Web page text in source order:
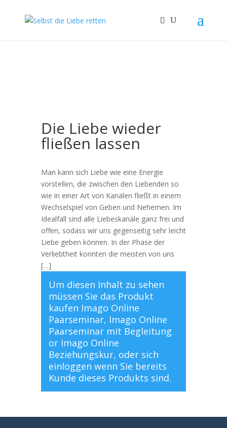
Die Liebe wieder
fließen lassen
Man kann sich Liebe wie eine Energie
vorstellen, die zwischen den Liebenden so
wie in einer Art von Kanälen fließt in einem
Wechselspiel von Geben und Nehemen. Im
Idealfall sind alle Liebeskanäle ganz frei und
offen, sodass wir uns gegenseitig sehr leicht
Liebe geben können. In der Phase der
Verliebtheit konnten die meisten von uns
[…]
Um diesen Inhalt zu sehen
müssen Sie das Produkt
kaufen Imago Online
Paarseminar, Imago Online
Paarseminar mit Begleitung
or Imago Online
Beziehungskur, oder sich
einloggen wenn Sie bereits
Kunde dieses Produkts sind.